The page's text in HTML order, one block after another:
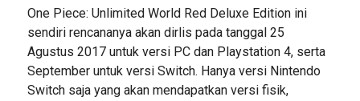
One Piece: Unlimited World Red Deluxe Edition ini
sendiri rencananya akan dirlis pada tanggal 25
Agustus 2017 untuk versi PC dan Playstation 4, serta
September untuk versi Switch. Hanya versi Nintendo
Switch saja yang akan mendapatkan versi fisik,